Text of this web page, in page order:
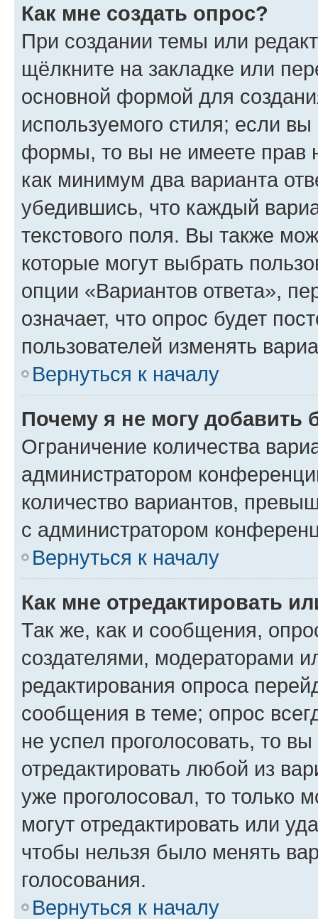
Как мне создать опрос?
При создании темы или
щёлкните на закладке или
основной формой для
используемого стиля; если
формы, то вы не имеете прав
как минимум два варианта
убедившись, что каждый
текстового поля. Вы также
которые могут выбрать
опции «Вариантов ответа»,
означает, что опрос будет
пользователей изменять
Вернуться к началу
Почему я не могу добавить
Ограничение количества
администратором
количество вариантов,
с администратором
Вернуться к началу
Как мне отредактировать
Так же, как и сообщения,
создателями, модераторами
редактирования опроса
сообщения в теме; опрос
не успел проголосовать, то
отредактировать любой из
уже проголосовал, то только
могут отредактировать или
чтобы нельзя было менять
голосования.
Вернуться к началу